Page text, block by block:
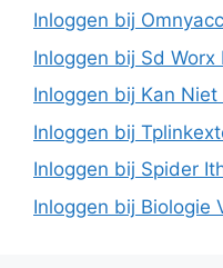
Inloggen bij
Inloggen bij Sd Worx
Inloggen bij Kan
Inloggen bij
Inloggen bij Spider
Inloggen bij Biologie